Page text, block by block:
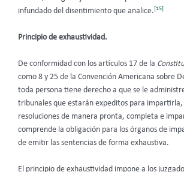
infundado del disentimiento que analice.[15]
Principio de exhaustividad.
De conformidad con los artículos 17 de la
como 8 y 25 de la Convención Americana sobre
toda persona tiene derecho a que se le
tribunales que estarán expeditos para impartirla,
resoluciones de manera pronta, completa e
comprende la obligación para los órganos de
de emitir las sentencias de forma exhaustiva.
El principio de exhaustividad impone a los